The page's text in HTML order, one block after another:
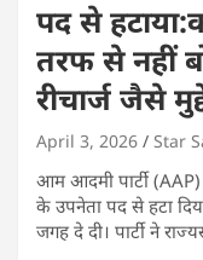
पद से
तरफ से नहीं
रीचार्ज जैसे
April 3, 2026 Star
आम आदमी पार्टी (AAP)
के उपनेता पद से हटा
जगह दे दी। पार्टी ने